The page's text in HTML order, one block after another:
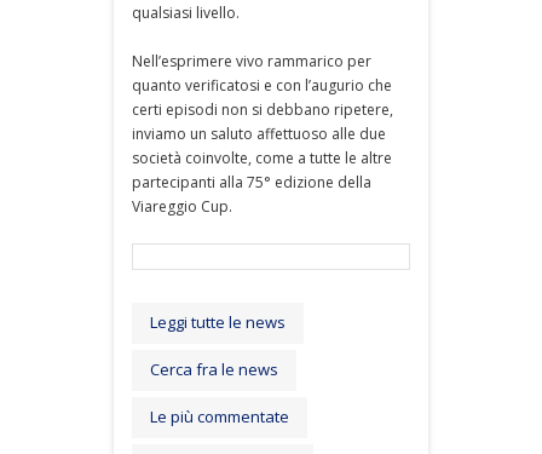
qualsiasi livello.
Nell’esprimere vivo rammarico per
quanto verificatosi e con l’augurio che
certi episodi non si debbano ripetere,
inviamo un saluto affettuoso alle due
società coinvolte, come a tutte le altre
partecipanti alla 75° edizione della
Viareggio Cup.
Leggi tutte le news
Cerca fra le news
Le più commentate